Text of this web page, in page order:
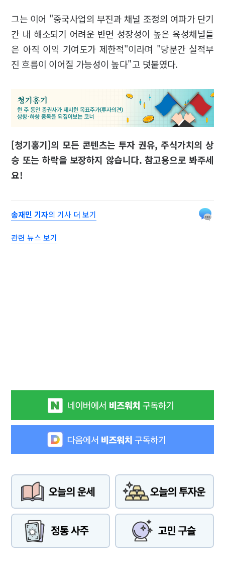
그는 이어 "중국사업의 부진과 채널 조정의 여파가 단기
간 내 해소되기 어려운 반면 성장성이 높은 육성채널들
은 아직 이익 기여도가 제한적"이라며 "당분간 실적부
진 흐름이 이어질 가능성이 높다"고 덧붙였다.
[청기홍기]의 모든 콘텐츠는 투자 권유, 주식가치의 상
승 또는 하락을 보장하지 않습니다. 참고용으로 봐주세
요!
송재민 기자의 기사 더 보기
관련 뉴스 보기